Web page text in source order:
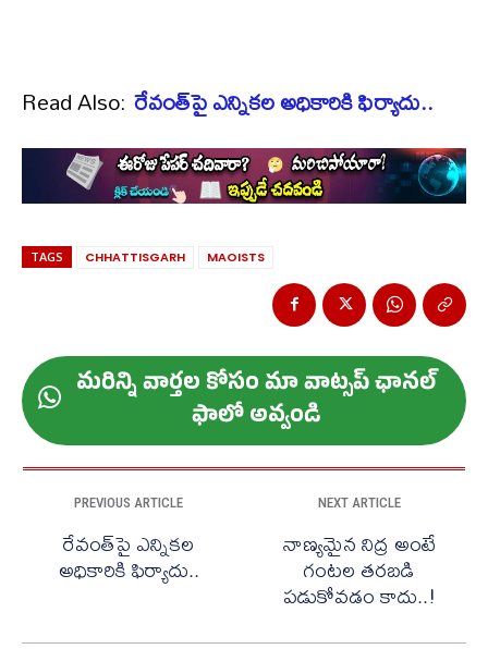
Read Also: రేవంత్‌పై ఎన్నికల అధికారికి ఫిర్యాదు..
TAGS CHHATTISGARH MAOISTS
మ‌రిన్ని వార్త‌ల కోసం మా వాట్స‌ప్ ఛాన‌ల్
ఫాలో అవ్వండి
PREVIOUS ARTICLE
రేవంత్‌పై ఎన్నికల
అధికారికి ఫిర్యాదు..
NEXT ARTICLE
నాణ్యమైన నిద్ర అంటే
గంటల తరబడి
పడుకోవడం కాదు..!